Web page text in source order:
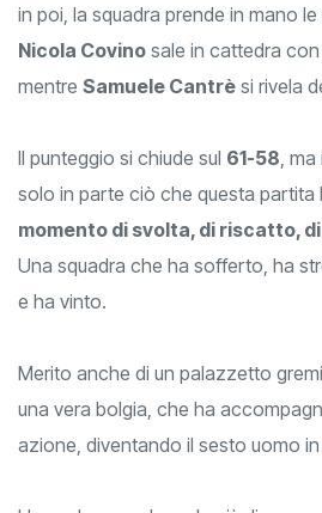
in poi, la squadra prende in mano
Nicola Covino sale in cattedra
mentre Samuele Cantrè si rivela
Il punteggio si chiude sul 61-58 ,
solo in parte ciò che questa partita
momento di svolta, di riscatto,
Una squadra che ha sofferto, ha
e ha vinto.
Merito anche di un palazzetto
una vera bolgia, che ha
azione, diventando il sesto uomo